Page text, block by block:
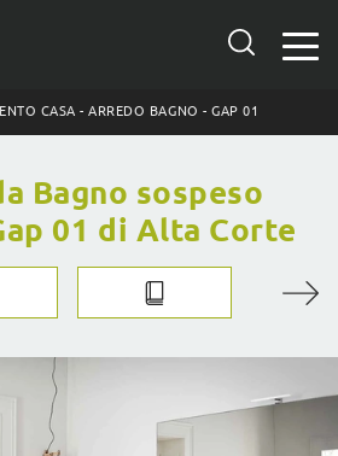
CASA -ARREDO BAGNO -GAP 01
Bagno sospeso
01 di Alta Corte